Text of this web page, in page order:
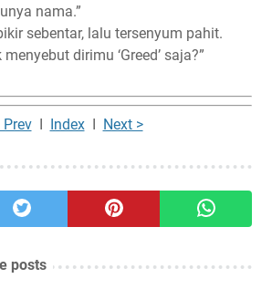
nama.”
sebentar, lalu tersenyum pahit.
dirimu ‘Greed’ saja?”
PrevI IndexI Next >
posts